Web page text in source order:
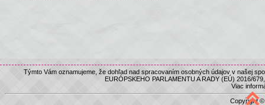
Týmto Vám oznamujeme, že dohľad nad spracovaním osobných údajov v našej
EURÓPSKEHO PARLAMENTU A RADY (EÚ) 2016/
Viac
Copyright